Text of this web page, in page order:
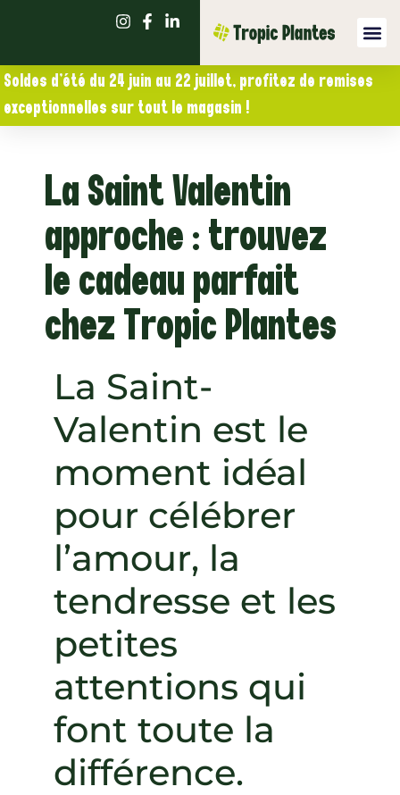
Soldes d’été du 24 juin au 22 juillet, profitez de remises
exceptionnelles sur tout le magasin !
La Saint Valentin
approche : trouvez
le cadeau parfait
chez Tropic Plantes
La Saint-
Valentin est le
moment idéal
pour célébrer
l’amour, la
tendresse et les
petites
attentions qui
font toute la
différence.